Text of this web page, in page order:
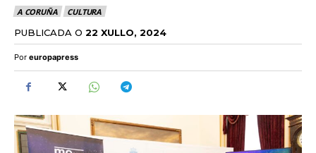
A CORUÑA CULTURA
PUBLICADA O 22 XULLO, 2024
Por europapress